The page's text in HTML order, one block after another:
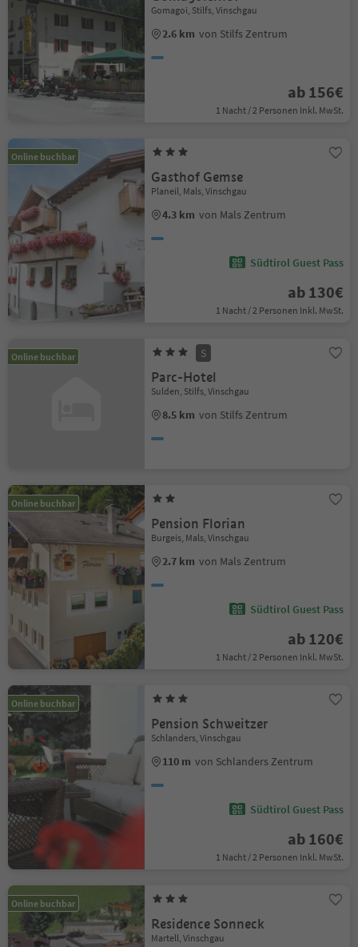
Gomagoi, Stilfs, Vinschgau
2.6 km von Stilfs Zentrum
ab 156€
1 Nacht / 2 Personen Inkl. MwSt.
Online buchbar
Gasthof Gemse
Planeil, Mals, Vinschgau
4.3 km von Mals Zentrum
Südtirol Guest Pass
ab 130€
1 Nacht / 2 Personen Inkl. MwSt.
Online buchbar S
Parc-Hotel
Sulden, Stilfs, Vinschgau
8.5 km von Stilfs Zentrum
Online buchbar
Pension Florian
Burgeis, Mals, Vinschgau
2.7 km von Mals Zentrum
Südtirol Guest Pass
ab 120€
1 Nacht / 2 Personen Inkl. MwSt.
Online buchbar
Pension Schweitzer
Schlanders, Vinschgau
110 m von Schlanders Zentrum
Südtirol Guest Pass
ab 160€
1 Nacht / 2 Personen Inkl. MwSt.
Online buchbar
Residence Sonneck
Martell, Vinschgau